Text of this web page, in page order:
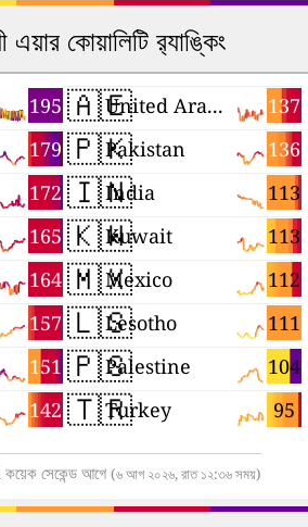
এয়ার কোয়ালিটি র‍্যাঙ্কিং
195
179
172
165
164
157
151
142
🇦🇪 137
United Arab Emirates
🇵🇰 136
Pakistan
🇮🇳 113
India
🇰🇼 113
Kuwait
🇲🇽 112
Mexico
🇱🇸 111
Lesotho
🇵🇸 104
Palestine
🇹🇷 95
Turkey
সেকেন্ড আগে (৬ আগ ২০২৬, রাত ১২:৩৬ সময়)